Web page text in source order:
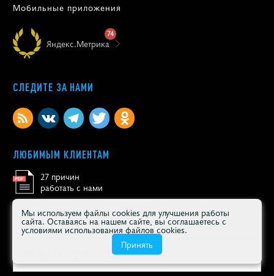
Мобильные приложения
Яндекс.Метрика
74
СЛЕДИТЕ ЗА НАМИ
ЛЮБИМЫМ КЛИЕНТАМ
27 причин
работать с нами
ПОЛУЧИТЕ АУДИТ САЙТА ПО 58 ПАРАМЕТРАМ
Мы используем файлы cookies для улучшения работы
сайта. Оставаясь на нашем сайте, вы соглашаетесь с
условиями использования файлов cookies.
Принять